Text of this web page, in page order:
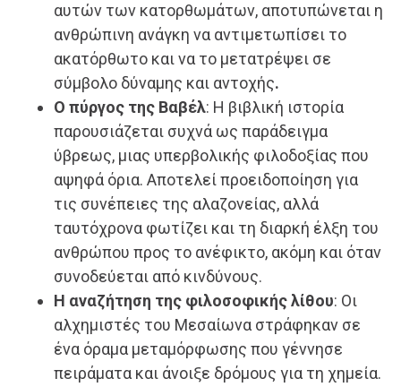
αυτών των κατορθωμάτων, αποτυπώνεται η
ανθρώπινη ανάγκη να αντιμετωπίσει το
ακατόρθωτο και να το μετατρέψει σε
σύμβολο δύναμης και αντοχής.
Ο πύργος της Βαβέλ: Η βιβλική ιστορία
παρουσιάζεται συχνά ως παράδειγμα
ύβρεως, μιας υπερβολικής φιλοδοξίας που
αψηφά όρια. Αποτελεί προειδοποίηση για
τις συνέπειες της αλαζονείας, αλλά
ταυτόχρονα φωτίζει και τη διαρκή έλξη του
ανθρώπου προς το ανέφικτο, ακόμη και όταν
συνοδεύεται από κινδύνους.
Η αναζήτηση της φιλοσοφικής λίθου: Οι
αλχημιστές του Μεσαίωνα στράφηκαν σε
ένα όραμα μεταμόρφωσης που γέννησε
πειράματα και άνοιξε δρόμους για τη χημεία.